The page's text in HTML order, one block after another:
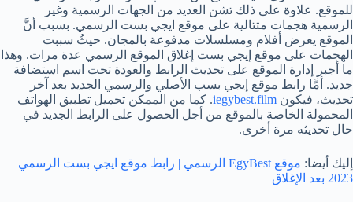
للموقع. علاوة على ذلك تشن العديد من الجهات الرسمية وغير
الرسمية هجمات متتالية على موقع ايجي بست الرسمي. بسبب أنَّ
الموقع يعرض أفلام ومسلسلات مدفوعة بالمجان. حيثُ سببت
الهجمات على موقع إيجي بست إغلاق الموقع الرسمي عدة مرات. وهذا
ما أجبر إدارة الموقع على تحديث الرابط والعودة تحت اسم استضافة
جديد. أمَّا رابط موقع إيجي بسب الأصلي والرسمي الجديد بعد آخر
تحديث، فيكون iegybest.film. كما من الممكن تحميل تطبيق الهواتف
المحمولة الخاصة بالموقع من أجل الحصول على الرابط الجديد في
حال تحديثه مرة أخرى.
إليك أيضا:
موقع EgyBest الرسمي | رابط موقع ايجي بست الرسمي
2023 بعد الإغلاق